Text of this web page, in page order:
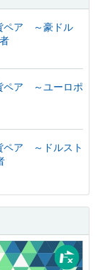
ペア ～豪ドル
ペア ～ユーロポ
ペア ～ドルスト